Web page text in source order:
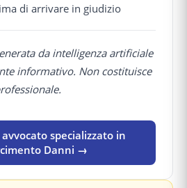
di arrivare in giudizio
da intelligenza artificiale
informativo. Non costituisce
specializzato in
Danni →